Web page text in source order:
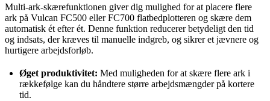
Multi-ark-skærefunktionen giver dig mulighed for at placere flere
ark på Vulcan FC500 eller FC700 flatbedplotteren og skære dem
automatisk ét efter ét. Denne funktion reducerer betydeligt den tid
og indsats, der kræves til manuelle indgreb, og sikrer et jævnere og
hurtigere arbejdsforløb.
Øget produktivitet: Med muligheden for at skære flere ark i
rækkefølge kan du håndtere større arbejdsmængder på kortere
tid.